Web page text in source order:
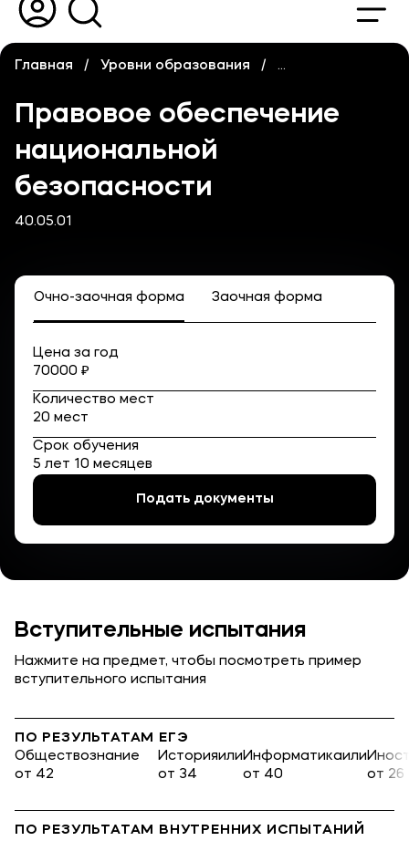
Выпускникам
Карьера
Институт дополнительного образования
Уровни образования
Среднее профессиональное образование
Высшее образование
Дополнительное образование
Медиа
Новости вуза
Контакты
Карьера
+7 (8332) 37-47-07
Полезное
Об образовательной организации
Главная Уровни образования Высшее
Правовое обеспечение
национальной
безопасности
40.05.01
Очно-заочная форма Заочная форма
Цена за год
70000 ₽
Количество мест
20 мест
Срок обучения
5 лет 10 месяцев
Подать документы
Вступительные испытания
Нажмите на предмет, чтобы посмотреть пример
вступительного испытания
ПО РЕЗУЛЬТАТАМ ЕГЭ
Обществознание
от 42
История
от 34
илиИнформатика
от 40
или
от 26
ПО РЕЗУЛЬТАТАМ ВНУТРЕННИХ ИСПЫТАНИЙ